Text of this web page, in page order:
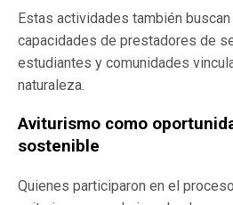
Estas actividades también
capacidades de prestadores de
estudiantes y comunidades
naturaleza.
Aviturismo como
sostenible
Quienes participaron en el